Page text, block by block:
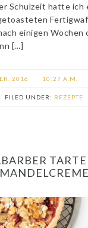
Schulzeit hatte ich
einigen Wochen
[…]
2016 10:27 A.M.
FILED UNDER: REZEPTE
MANDELCREME